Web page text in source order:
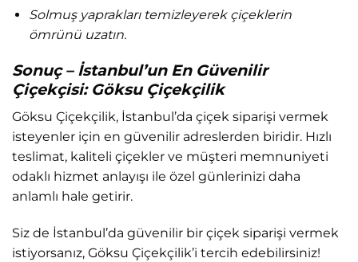
Solmuş yaprakları temizleyerek çiçeklerin
ömrünü uzatın.
Sonuç – İstanbul’un En Güvenilir
Çiçekçisi: Göksu Çiçekçilik
Göksu Çiçekçilik, İstanbul’da çiçek siparişi vermek
isteyenler için en güvenilir adreslerden biridir. Hızlı
teslimat, kaliteli çiçekler ve müşteri memnuniyeti
odaklı hizmet anlayışı ile özel günlerinizi daha
anlamlı hale getirir.
Siz de İstanbul’da güvenilir bir çiçek siparişi vermek
istiyorsanız, Göksu Çiçekçilik’i tercih edebilirsiniz!